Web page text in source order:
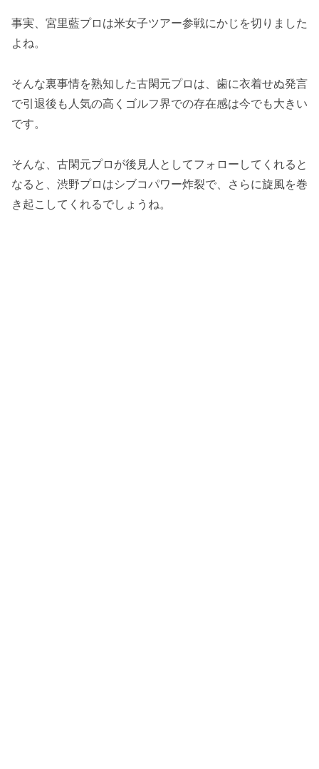
事実、宮里藍プロは米女子ツアー参戦にかじを切りました
よね。
そんな裏事情を熟知した古閑元プロは、歯に衣着せぬ発言
で引退後も人気の高くゴルフ界での存在感は今でも大きい
です。
そんな、古閑元プロが後見人としてフォローしてくれると
なると、渋野プロはシブコパワー炸裂で、さらに旋風を巻
き起こしてくれるでしょうね。